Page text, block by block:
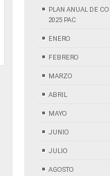
PLAN ANUAL DE
2025 PAC
ENERO
FEBRERO
MARZO
ABRIL
MAYO
JUNIO
JULIO
AGOSTO